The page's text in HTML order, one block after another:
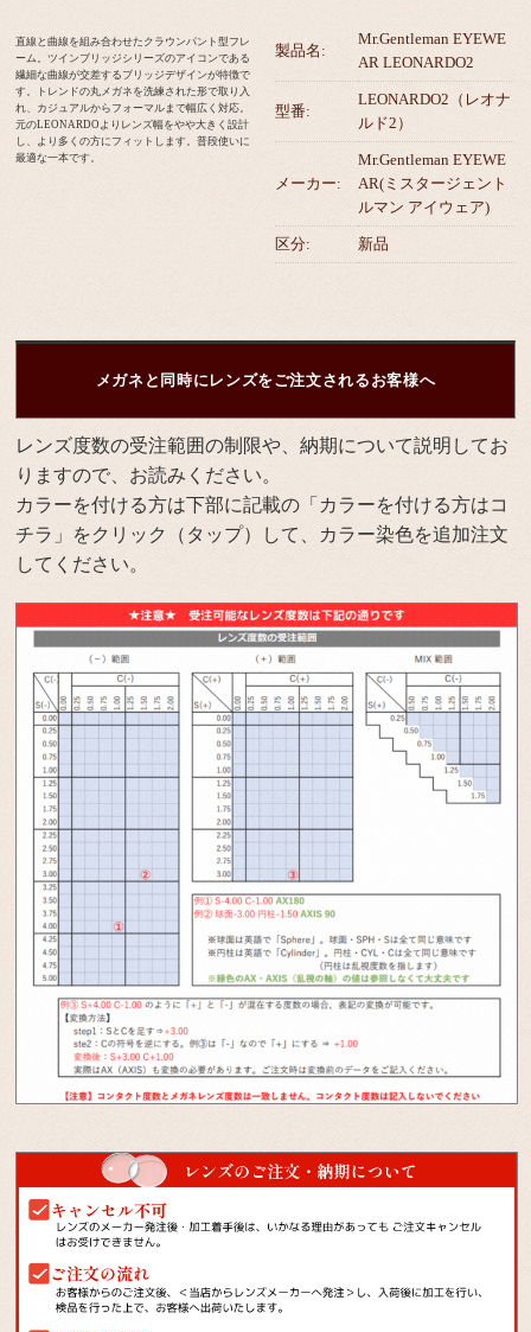
直線と曲線を組み合わせたクラウンパント型フレ
ーム。ツインブリッジシリーズのアイコンである
繊細な曲線が交差するブリッジデザインが特徴で
す。トレンドの丸メガネを洗練された形で取り入
れ、カジュアルからフォーマルまで幅広く対応。
元のLEONARDOよりレンズ幅をやや大きく設計
し、より多くの方にフィットします。普段使いに
最適な一本です。
製品名:
Mr.Gentleman EYEWE
AR LEONARDO2
型番:
LEONARDO2（レオナ
ルド2）
メーカー:
Mr.Gentleman EYEWE
AR(ミスタージェント
ルマン アイウェア)
区分: 新品
メガネと同時にレンズをご注文されるお客様へ
レンズ度数の受注範囲の制限や、納期について説明してお
りますので、お読みください。
カラーを付ける方は下部に記載の「カラーを付ける方はコ
チラ」をクリック（タップ）して、カラー染色を追加注文
してください。